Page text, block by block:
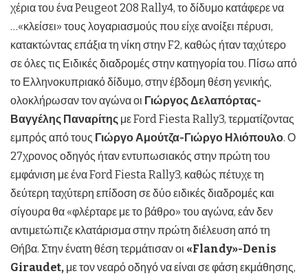
χέρια του ένα Peugeot 208 Rally4, το δίδυμο κατάφερε να
…«κλείσει» τους λογαριασμούς που είχε ανοίξει πέρυσι,
κατακτώντας επάξια τη νίκη στην F2, καθώς ήταν ταχύτερο
σε όλες τις Ειδικές διαδρομές στην κατηγορία του. Πίσω από
το Ελληνοκυπριακό δίδυμο, στην έβδομη θέση γενικής,
ολοκλήρωσαν τον αγώνα οι Γιώργος Δελαπόρτας-
Βαγγέλης Παναρίτης με Ford Fiesta Rally3, τερματίζοντας
εμπρός από τους Γιώργο Αμούτζα-Γιώργο Ηλιόπουλο. Ο
27χρονος οδηγός ήταν εντυπωσιακός στην πρώτη του
εμφάνιση με ένα Ford Fiesta Rally3, καθώς πέτυχε τη
δεύτερη ταχύτερη επίδοση σε δύο ειδικές διαδρομές και
σίγουρα θα «φλέρταρε με το βάθρο» του αγώνα, εάν δεν
αντιμετώπιζε κλατάρισμα στην πρώτη διέλευση από τη
Θήβα. Στην ένατη θέση τερμάτισαν οι «Flandy»-Denis
Giraudet, με τον νεαρό οδηγό να είναι σε φάση εκμάθησης,